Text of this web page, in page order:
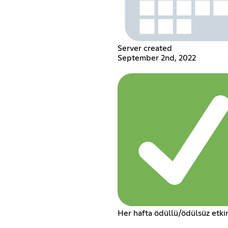
Server created
September 2nd, 2022
Her hafta ödüllü/ödülsüz